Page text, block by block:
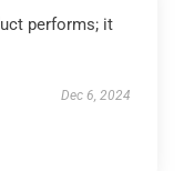
performs; it
Dec 6, 2024